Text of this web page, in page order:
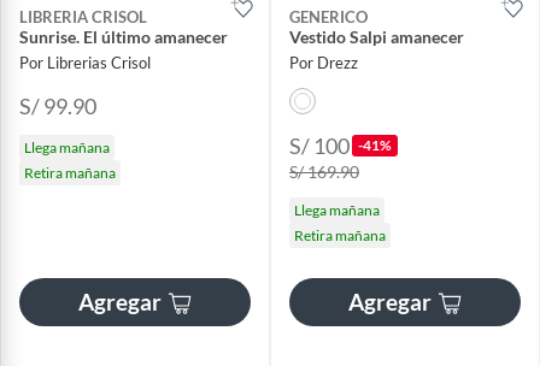
LIBRERIA CRISOL
Sunrise. El último amanecer
Por Librerias Crisol
S/ 99.90
Llega mañana
Retira mañana
Agregar
GENERICO
Vestido Salpi amanecer
Por Drezz
S/ 100 -41%
S/ 169.90
Llega mañana
Retira mañana
Agregar